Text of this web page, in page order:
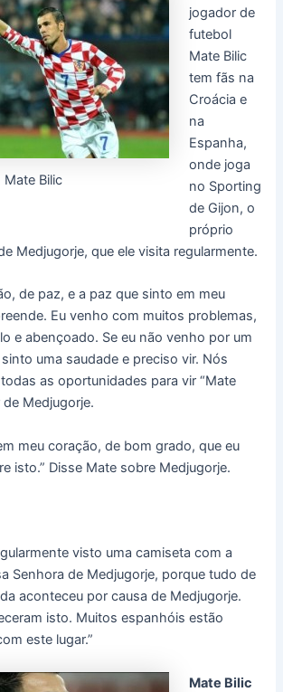
Mate Bilic
jogador de
futebol
Mate Bilic
tem fãs na
Croácia e
na
Espanha,
onde joga
no Sporting
de Gijon, o
próprio
Medjugorje, que ele visita regularmente.
de paz, e a paz que sinto em meu
Eu venho com muitos problemas,
e abençoado. Se eu não venho por um
uma saudade e preciso vir. Nós
as oportunidades para vir “Mate
Medjugorje.
meu coração, de bom grado, que eu
isto.” Disse Mate sobre Medjugorje.
visto uma camiseta com a
Senhora de Medjugorje, porque tudo de
aconteceu por causa de Medjugorje.
isto. Muitos espanhóis estão
este lugar.”
Mate Bilic